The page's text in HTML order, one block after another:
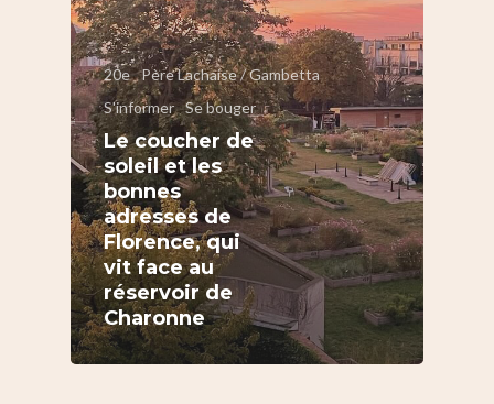
20e Père Lachaise / Gambetta
S'informer Se bouger
Le coucher de
soleil et les
bonnes
adresses de
Florence, qui
vit face au
réservoir de
Charonne
S’informer
Au quotidien
Commerces
Histoire
Immobilier
Politique locale
Se régaler
Bars et cafés
Restos
Street food
Se bouger
Agenda
Balades
Culture
Par quartier
Belleville /
Jourdain
À propos